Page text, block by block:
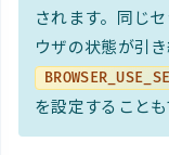
されます。同じ
ウザの状態が引
を設定することも